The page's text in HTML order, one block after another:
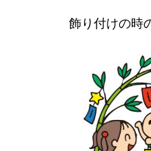
飾り付けの時